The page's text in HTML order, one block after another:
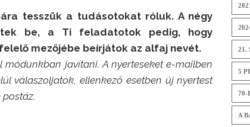
tesszük a tudásotokat róluk. A négy
be, a Ti feladatotok pedig, hogy
mezőjébe beírjátok az alfaj nevét.
javítani. A nyerteseket e-mailben
válaszoljatok, ellenkező esetben új nyertest
21.
5
70-
A